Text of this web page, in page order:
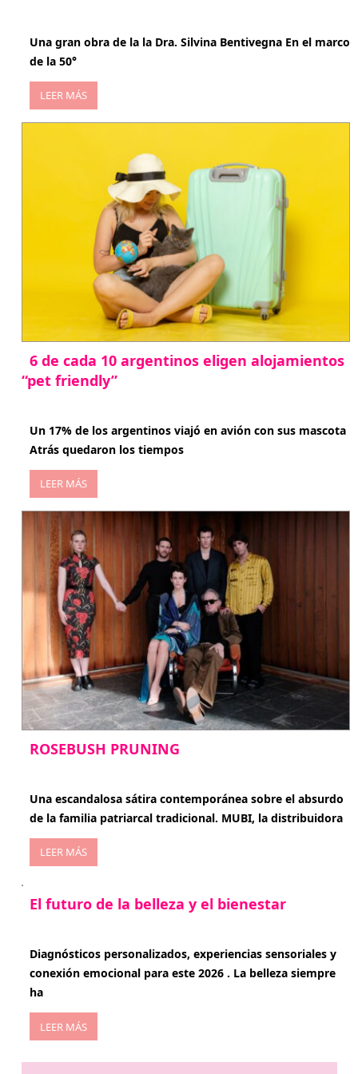
Una gran obra de la la Dra. Silvina Bentivegna En el marco
de la 50°
LEER MÁS
6 de cada 10 argentinos eligen alojamientos
“pet friendly”
Un 17% de los argentinos viajó en avión con sus mascota
Atrás quedaron los tiempos
LEER MÁS
ROSEBUSH PRUNING
Una escandalosa sátira contemporánea sobre el absurdo
de la familia patriarcal tradicional. MUBI, la distribuidora
LEER MÁS
El futuro de la belleza y el bienestar
Diagnósticos personalizados, experiencias sensoriales y
conexión emocional para este 2026 . La belleza siempre
ha
LEER MÁS